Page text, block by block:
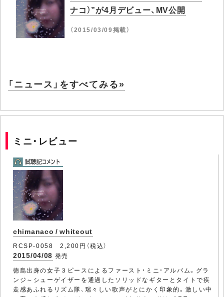
ナコ）”が4月デビュー、MV公開
（2015/03/09掲載）
「ニュース」をすべてみる»
ミニ・レビュー
chimanaco / whiteout
RCSP-0058 2,200円（税込）
2015/04/08 発売
徳島出身の女子３ピースによるファースト・ミニ・アルバム。グラ
ンジ～シューゲイザーを通過したソリッドなギターとタイトで疾
走感あふれるリズム隊、瑞々しい歌声がとにかく印象的。激しい中